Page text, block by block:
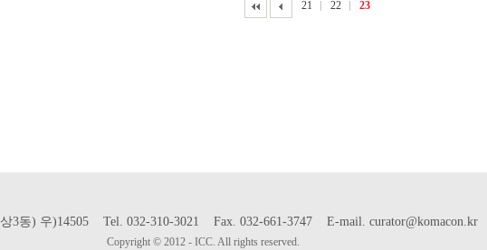
21 22 23
3동) 우)14505 Tel. 032-310-3021 Fax. 032-661-3747 E-mail. curator@komacon.kr
Copyright © 2012 - ICC. All rights reserved.